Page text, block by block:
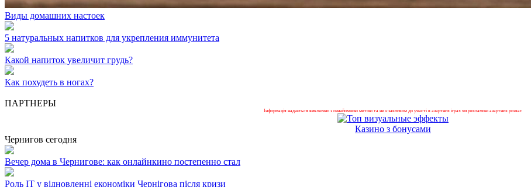
Виды домашних настоек
5 натуральных напитков для укрепления иммунитета
Какой напиток увеличит грудь?
Как похудеть в ногах?
ПАРТНЕРЫ
Інформація надається виключно з ознайомчою метою та не є закликом до участі в азартних іграх чи рекламою азартних розваг.
Казино з бонусами
Чернигов сегодня
Вечер дома в Чернигове: как онлайнкино постепенно стал
Роль ІТ у відновленні економіки Чернігова після кризи